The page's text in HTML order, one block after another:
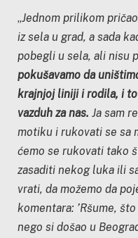
„Jednom prilikom
iz sela u grad, a sada
pobegli u sela, ali nisu
pokušavamo da
krajnjoj liniji i rodila, i to
vazduh za nas. Ja sam
motiku i rukovati se sa
ćemo se rukovati tako
zasaditi nekog luka ili
vrati, da možemo da
komentara: ’Ršume,
nego si došao u